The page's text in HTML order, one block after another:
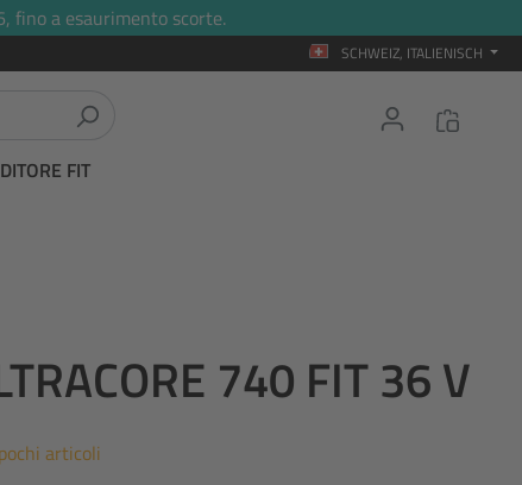
fino a esaurimento scorte.
SCHWEIZ, ITALIENISCH
FIT
740 FIT 36 V
articoli